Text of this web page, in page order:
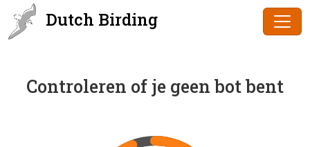
Dutch Birding
Controleren of je geen bot bent